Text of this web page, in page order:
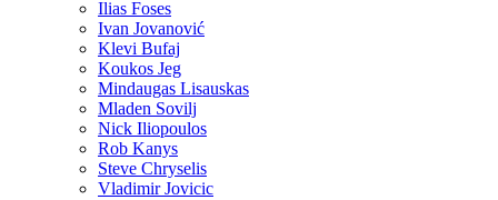
Ilias Foses
Ivan Jovanović
Klevi Bufaj
Koukos Jeg
Mindaugas Lisauskas
Mladen Sovilj
Nick Iliopoulos
Rob Kanys
Steve Chryselis
Vladimir Jovicic